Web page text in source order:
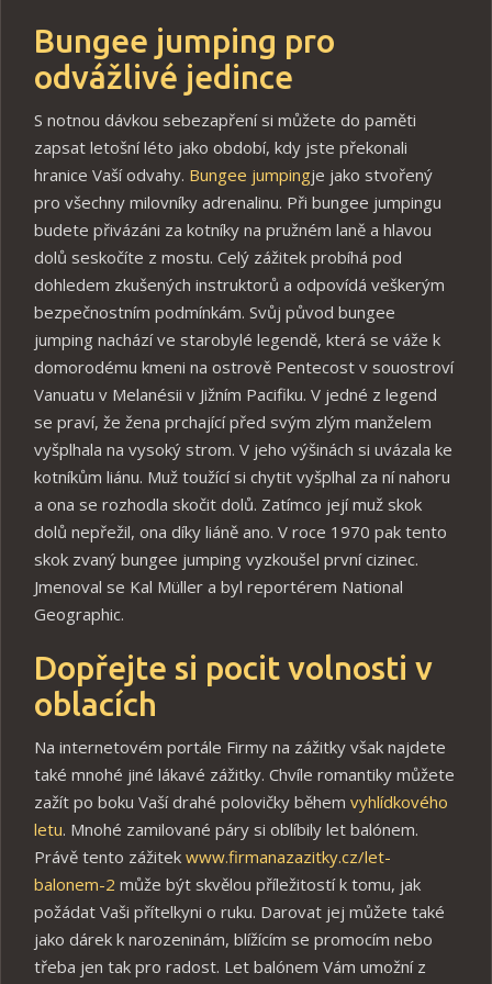
Bungee jumping pro
odvážlivé jedince
S notnou dávkou sebezapření si můžete do paměti
zapsat letošní léto jako období, kdy jste překonali
hranice Vaší odvahy. Bungee jumpingje jako stvořený
pro všechny milovníky adrenalinu. Při bungee jumpingu
budete přivázáni za kotníky na pružném laně a hlavou
dolů seskočíte z mostu. Celý zážitek probíhá pod
dohledem zkušených instruktorů a odpovídá veškerým
bezpečnostním podmínkám. Svůj původ bungee
jumping nachází ve starobylé legendě, která se váže k
domorodému kmeni na ostrově Pentecost v souostroví
Vanuatu v Melanésii v Jižním Pacifiku. V jedné z legend
se praví, že žena prchající před svým zlým manželem
vyšplhala na vysoký strom. V jeho výšinách si uvázala ke
kotníkům liánu. Muž toužící si chytit vyšplhal za ní nahoru
a ona se rozhodla skočit dolů. Zatímco její muž skok
dolů nepřežil, ona díky liáně ano. V roce 1970 pak tento
skok zvaný bungee jumping vyzkoušel první cizinec.
Jmenoval se Kal Müller a byl reportérem National
Geographic.
Dopřejte si pocit volnosti v
oblacích
Na internetovém portále Firmy na zážitky však najdete
také mnohé jiné lákavé zážitky. Chvíle romantiky můžete
zažít po boku Vaší drahé polovičky během vyhlídkového
letu. Mnohé zamilované páry si oblíbily let balónem.
Právě tento zážitek www.firmanazazitky.cz/let-
balonem-2 může být skvělou příležitostí k tomu, jak
požádat Vaši přítelkyni o ruku. Darovat jej můžete také
jako dárek k narozeninám, blížícím se promocím nebo
třeba jen tak pro radost. Let balónem Vám umožní z